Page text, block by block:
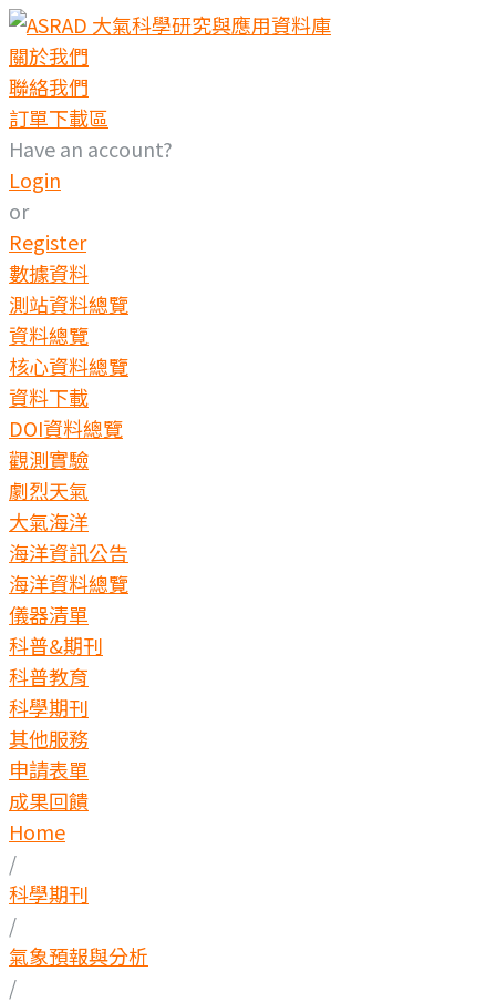
Skip
to
content
關於我們
聯絡我們
訂單下載區
Have an account?
Login
or
Register
數據資料
測站資料總覽
資料總覽
核心資料總覽
資料下載
DOI資料總覽
觀測實驗
劇烈天氣
大氣海洋
海洋資訊公告
海洋資料總覽
儀器清單
科普&期刊
科普教育
科學期刊
其他服務
申請表單
成果回饋
Home
/
科學期刊
/
氣象預報與分析
/